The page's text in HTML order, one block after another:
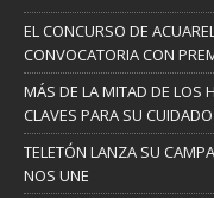
EL CONCURSO DE
CONVOCATORIA CON
MÁS DE LA MITAD DE LOS
CLAVES PARA SU
TELETÓN LANZA SU
NOS UNE